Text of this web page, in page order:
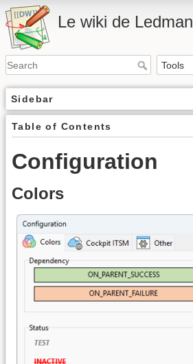
Le wiki de Ledman
Sidebar
Table of Contents
Configuration
Colors